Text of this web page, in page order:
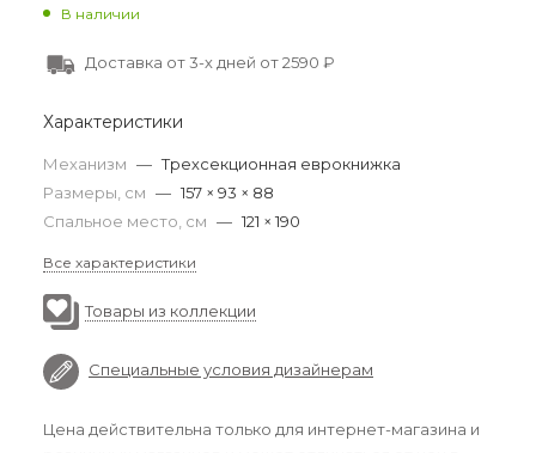
В наличии
Доставка от 3-х дней от 2590 ₽
Характеристики
Механизм — Трехсекционная еврокнижка
Размеры, см — 157 × 93 × 88
Спальное место, см — 121 × 190
Все характеристики
Товары из коллекции
Специальные условия дизайнерам
Цена действительна только для интернет-магазина и